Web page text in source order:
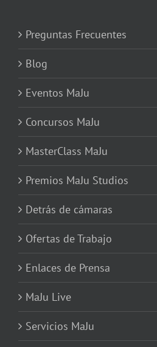
Preguntas Frecuentes
Blog
Eventos MaJu
Concursos MaJu
MasterClass MaJu
Premios MaJu Studios
Detrás de cámaras
Ofertas de Trabajo
Enlaces de Prensa
MaJu Live
Servicios MaJu